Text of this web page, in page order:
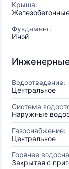
Крыша:
Железобетонные
Фундамент:
Иной
Водоотведение:
Центральное
Система
Наружные
Газоснабжение:
Центральное
Горячее
Закрытая с